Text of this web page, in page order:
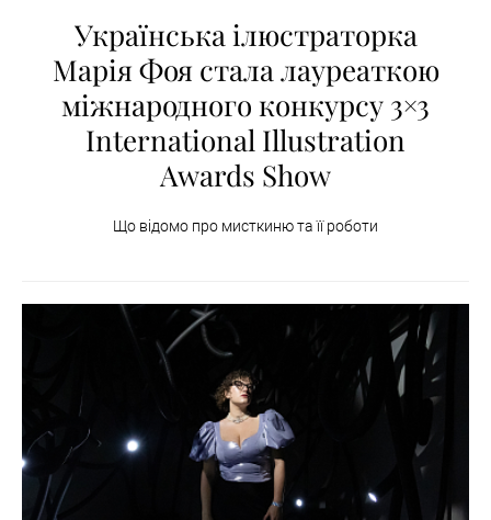
Українська ілюстраторка
Марія Фоя стала лауреаткою
міжнародного конкурсу 3×3
International Illustration
Awards Show
Що відомо про мисткиню та її роботи